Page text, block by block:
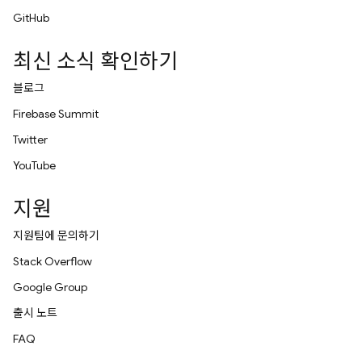
GitHub
최신 소식 확인하기
블로그
Firebase Summit
Twitter
YouTube
지원
지원팀에 문의하기
Stack Overflow
Google Group
출시 노트
FAQ